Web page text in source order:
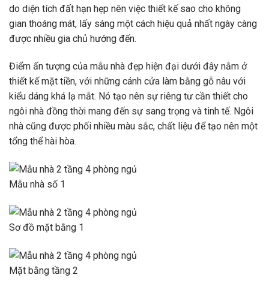
do diện tích đất hạn hẹp nên việc thiết kế sao cho không
gian thoáng mát, lấy sáng một cách hiệu quả nhất ngày càng
được nhiều gia chủ hướng đến.
Điểm ấn tượng của mẫu nhà đẹp hiện đại dưới đây nằm ở
thiết kế mặt tiền, với những cánh cửa làm bằng gỗ nâu với
kiểu dáng khá lạ mắt. Nó tạo nên sự riêng tư cần thiết cho
ngôi nhà đồng thời mang đến sự sang trọng và tinh tế. Ngôi
nhà cũng được phối nhiều màu sắc, chất liệu để tạo nên một
tổng thể hài hòa.
Mẫu nhà số 1
Sơ đồ mặt bằng 1
Mặt bằng tầng 2